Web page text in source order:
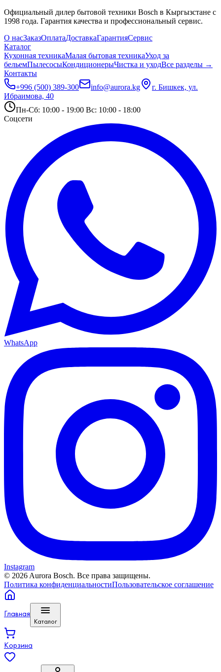
Официальный дилер бытовой техники Bosch в Кыргызстане с
1998 года. Гарантия качества и профессиональный сервис.
О насЗаказОплатаДоставкаГарантияСервис
Каталог
Кухонная техникаМалая бытовая техникаУход за
бельемПылесосыКондиционерыЧистка и уходВсе разделы →
Контакты
+996 (500) 389-300
info@aurora.kg
г. Бишкек, ул.
Ибраимова, 40
Пн-Сб: 10:00 - 19:00 Вс: 10:00 - 18:00
Соцсети
WhatsApp
Instagram
© 2026 Aurora Bosch. Все права защищены.
Политика конфиденциальностиПользовательское соглашение
Главная
Каталог
Корзина